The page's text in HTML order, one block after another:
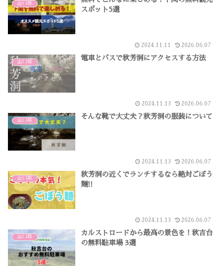
山口県
スポット5選
2024.11.11 2026.06.07
山口県
電車とバスで秋芳洞にアクセスする方法
2024.11.13 2026.06.07
山口県
そんな靴で大丈夫？秋芳洞の服装について
2024.11.13 2026.06.07
山口県
秋芳洞の近くでランチするなら絶対ごぼう
麺!!
2024.11.13 2026.06.07
山口県
カルストロードから最高の景色を！秋吉台
の無料駐車場 3選